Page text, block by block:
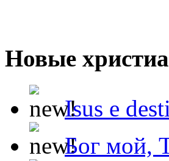
Новые
Isus e
Бог мой,